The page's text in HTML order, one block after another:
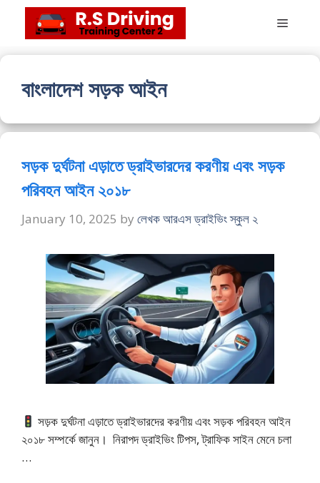
content
Menu
বাংলাদেশ সড়ক আইন
সড়ক দুর্ঘটনা এড়াতে ড্রাইভারদের করণীয় এবং সড়ক
পরিবহন আইন ২০১৮
January 10, 2025 by লেখক আরএস ড্রাইভিং স্কুল ২
সড়ক দুর্ঘটনা এড়াতে ড্রাইভারদের করণীয় এবং সড়ক পরিবহন আইন
২০১৮ সম্পর্কে জানুন। নিরাপদ ড্রাইভিং টিপস, ট্রাফিক সাইন মেনে চলা
…